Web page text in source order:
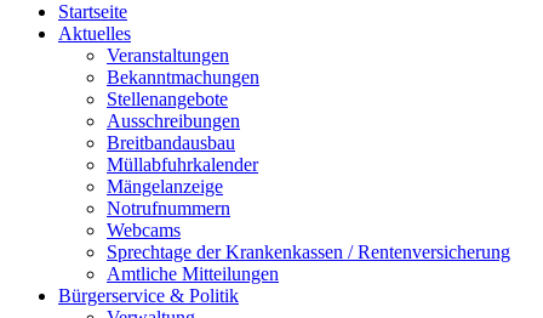
Startseite
Aktuelles
Veranstaltungen
Bekanntmachungen
Stellenangebote
Ausschreibungen
Breitbandausbau
Müllabfuhrkalender
Mängelanzeige
Notrufnummern
Webcams
Sprechtage der Krankenkassen / Rentenversicherung
Amtliche Mitteilungen
Bürgerservice & Politik